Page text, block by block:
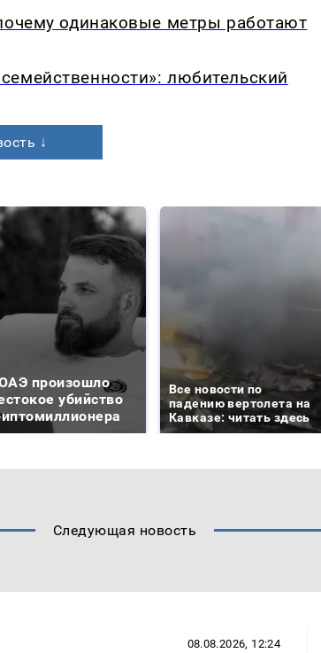
одинаковые метры работают
любительский
↓
произошло
убийство
Все новости по
падению вертолета на
Кавказе: читать здесь
Следующая новость
08.08.2026, 12:24